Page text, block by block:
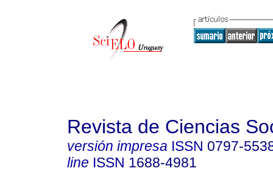
Revista de Ciencias
versión impresa ISSN 0797-
line ISSN 1688-4981